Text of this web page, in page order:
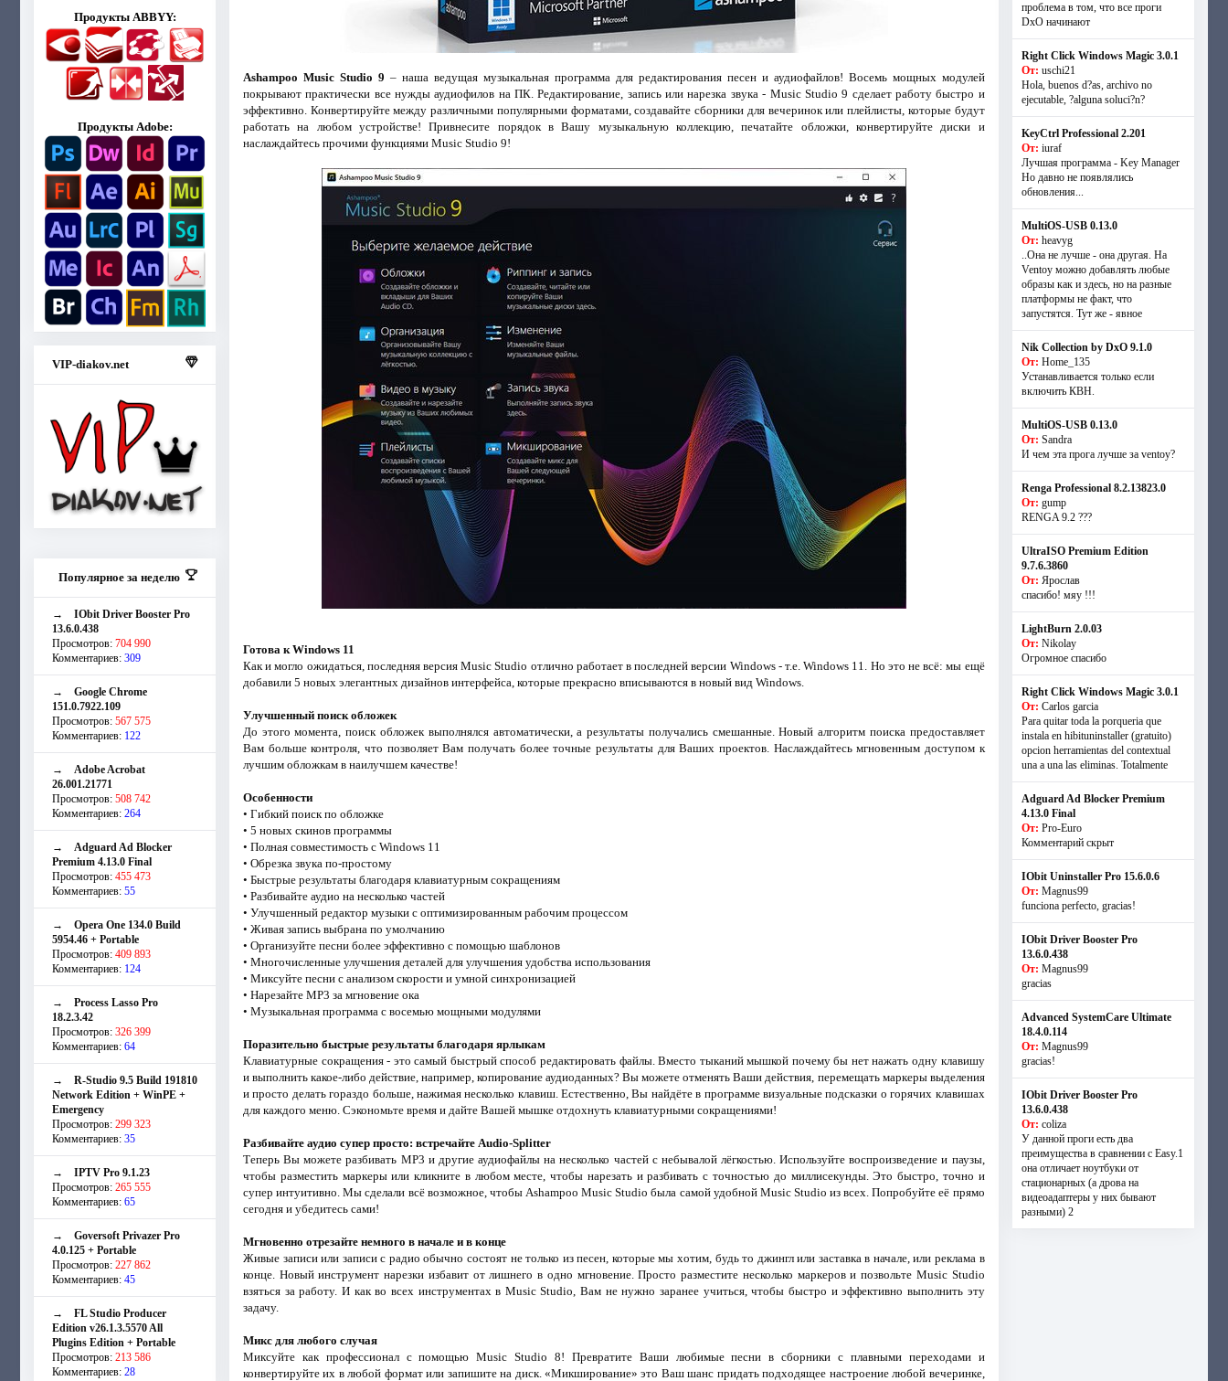
Продукты ABBYY:
Продукты Adobe:
VIP-diakov.net
Популярное за неделю
→ IObit Driver Booster Pro
13.6.0.438
Просмотров: 704 990
Комментариев: 309
→ Google Chrome
151.0.7922.109
Просмотров: 567 575
Комментариев: 122
→ Adobe Acrobat
26.001.21771
Просмотров: 508 742
Комментариев: 264
→ Adguard Ad Blocker
Premium 4.13.0 Final
Просмотров: 455 473
Комментариев: 55
→ Opera One 134.0 Build
5954.46 + Portable
Просмотров: 409 893
Комментариев: 124
→ Process Lasso Pro
18.2.3.42
Просмотров: 326 399
Комментариев: 64
→ R-Studio 9.5 Build 191810
Network Edition + WinPE +
Emergency
Просмотров: 299 323
Комментариев: 35
→ IPTV Pro 9.1.23
Просмотров: 265 555
Комментариев: 65
→ Goversoft Privazer Pro
4.0.125 + Portable
Просмотров: 227 862
Комментариев: 45
→ FL Studio Producer
Edition v26.1.3.5570 All
Plugins Edition + Portable
Просмотров: 213 586
Комментариев: 28
Ashampoo Music Studio 9 – наша ведущая музыкальная программа для редактирования песен и аудиофайлов! Восемь мощных модулей
покрывают практически все нужды аудиофилов на ПК. Редактирование, запись или нарезка звука - Music Studio 9 сделает работу быстро и
эффективно. Конвертируйте между различными популярными форматами, создавайте сборники для вечеринок или плейлисты, которые будут
работать на любом устройстве! Привнесите порядок в Вашу музыкальную коллекцию, печатайте обложки, конвертируйте диски и
наслаждайтесь прочими функциями Music Studio 9!
Готова к Windows 11
Как и могло ожидаться, последняя версия Music Studio отлично работает в последней версии Windows - т.е. Windows 11. Но это не всё: мы ещё
добавили 5 новых элегантных дизайнов интерфейса, которые прекрасно вписываются в новый вид Windows.
Улучшенный поиск обложек
До этого момента, поиск обложек выполнялся автоматически, а результаты получались смешанные. Новый алгоритм поиска предоставляет
Вам больше контроля, что позволяет Вам получать более точные результаты для Ваших проектов. Наслаждайтесь мгновенным доступом к
лучшим обложкам в наилучшем качестве!
Особенности
• Гибкий поиск по обложке
• 5 новых скинов программы
• Полная совместимость с Windows 11
• Обрезка звука по-простому
• Быстрые результаты благодаря клавиатурным сокращениям
• Разбивайте аудио на несколько частей
• Улучшенный редактор музыки с оптимизированным рабочим процессом
• Живая запись выбрана по умолчанию
• Организуйте песни более эффективно с помощью шаблонов
• Многочисленные улучшения деталей для улучшения удобства использования
• Миксуйте песни с анализом скорости и умной синхронизацией
• Нарезайте MP3 за мгновение ока
• Музыкальная программа с восемью мощными модулями
Поразительно быстрые результаты благодаря ярлыкам
Клавиатурные сокращения - это самый быстрый способ редактировать файлы. Вместо тыканий мышкой почему бы нет нажать одну клавишу
и выполнить какое-либо действие, например, копирование аудиоданных? Вы можете отменять Ваши действия, перемещать маркеры выделения
и просто делать гораздо больше, нажимая несколько клавиш. Естественно, Вы найдёте в программе визуальные подсказки о горячих клавишах
для каждого меню. Сэкономьте время и дайте Вашей мышке отдохнуть клавиатурными сокращениями!
Разбивайте аудио супер просто: встречайте Audio-Splitter
Теперь Вы можете разбивать MP3 и другие аудиофайлы на несколько частей с небывалой лёгкостью. Используйте воспроизведение и паузы,
чтобы разместить маркеры или кликните в любом месте, чтобы нарезать и разбивать с точностью до миллисекунды. Это быстро, точно и
супер интуитивно. Мы сделали всё возможное, чтобы Ashampoo Music Studio была самой удобной Music Studio из всех. Попробуйте её прямо
сегодня и убедитесь сами!
Мгновенно отрезайте немного в начале и в конце
Живые записи или записи с радио обычно состоят не только из песен, которые мы хотим, будь то джингл или заставка в начале, или реклама в
конце. Новый инструмент нарезки избавит от лишнего в одно мгновение. Просто разместите несколько маркеров и позвольте Music Studio
взяться за работу. И как во всех инструментах в Music Studio, Вам не нужно заранее учиться, чтобы быстро и эффективно выполнить эту
задачу.
Микс для любого случая
Миксуйте как профессионал с помощью Music Studio 8! Превратите Ваши любимые песни в сборники с плавными переходами и
конвертируйте их в любой формат или запишите на диск. «Микширование» это Ваш шанс придать подходящее настроение любой вечеринке,
проблема в том, что все проги
DxO начинают
Right Click Windows Magic 3.0.1
От: uschi21
Hola, buenos d?as, archivo no
ejecutable, ?alguna soluci?n?
KeyCtrl Professional 2.201
От: iuraf
Лучшая программа - Key Manager
Но давно не появлялись
обновления...
MultiOS-USB 0.13.0
От: heavyg
..Она не лучше - она другая. На
Ventoy можно добавлять любые
образы как и здесь, но на разные
платформы не факт, что
запустятся. Тут же - явное
Nik Collection by DxO 9.1.0
От: Home_135
Устанавливается только если
включить КВН.
MultiOS-USB 0.13.0
От: Sandra
И чем эта прога лучше за ventoy?
Renga Professional 8.2.13823.0
От: gump
RENGA 9.2 ???
UltraISO Premium Edition
9.7.6.3860
От: Ярослав
спасибо! мяу !!!
LightBurn 2.0.03
От: Nikolay
Огромное спасибо
Right Click Windows Magic 3.0.1
От: Carlos garcia
Para quitar toda la porqueria que
instala en hibituninstaller (gratuito)
opcion herramientas del contextual
una a una las eliminas. Totalmente
Adguard Ad Blocker Premium
4.13.0 Final
От: Pro-Euro
Комментарий скрыт
IObit Uninstaller Pro 15.6.0.6
От: Magnus99
funciona perfecto, gracias!
IObit Driver Booster Pro
13.6.0.438
От: Magnus99
gracias
Advanced SystemCare Ultimate
18.4.0.114
От: Magnus99
gracias!
IObit Driver Booster Pro
13.6.0.438
От: coliza
У данной проги есть два
преимущества в сравнении с Easy.1
она отличает ноутбуки от
стационарных (а дрова на
видеоадаптеры у них бывают
разными) 2